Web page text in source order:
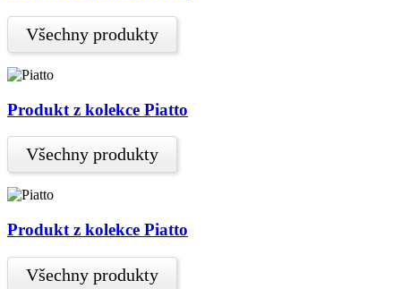
Všechny produkty
Produkt z kolekce Piatto
Všechny produkty
Produkt z kolekce Piatto
Všechny produkty